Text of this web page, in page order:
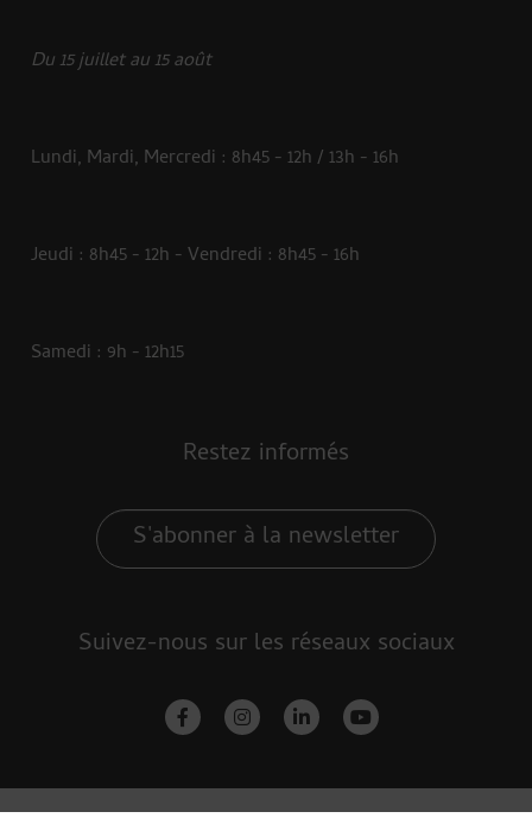
Du 15 juillet au 15 août
Lundi, Mardi, Mercredi : 8h45 - 12h / 13h - 16h
Jeudi : 8h45 - 12h - Vendredi : 8h45 - 16h
Samedi : 9h - 12h15
Restez informés
S'abonner à la newsletter
Suivez-nous sur les réseaux sociaux
facebook-finstagramlinkedin-inyoutube